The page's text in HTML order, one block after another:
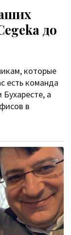
до
которые
есть команда
а
в